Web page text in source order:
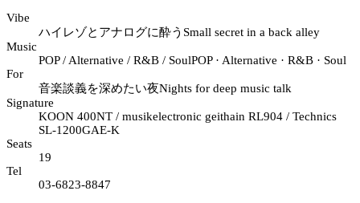
Vibe
ハイレゾとアナログに酔う Small secret in a back alley
Music
POP / Alternative / R&B / SoulPOP · Alternative · R&B · Soul
For
音楽談義を深めたい夜Nights for deep music talk
Signature
KOON 400NT / musikelectronic geithain RL904 / Technics
SL-1200GAE-K
Seats
19
Tel
03-6823-8847